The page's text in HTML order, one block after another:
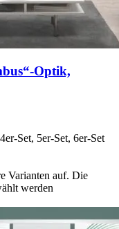
Optik,
Set, 5er-Set, 6er-Set
Varianten auf. Die
werden